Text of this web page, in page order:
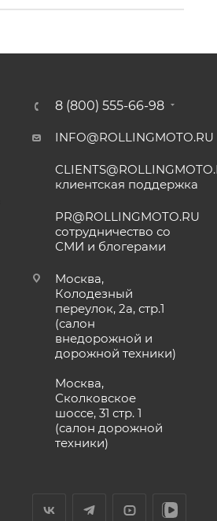
8 (800) 555-66-98
INFO@ROLLINGMOTO.RU
клиентская поддержка
PR@ROLLINGMOTO.RU
сотрудничество со
СМИ и блогерами
Москва,
Колодезный
переулок, 2а, стр.1
(салон
внедорожной и
дорожной техники)
Москва,
Сколковское
шоссе, 31 стр. 1
(салон дорожной
техники)